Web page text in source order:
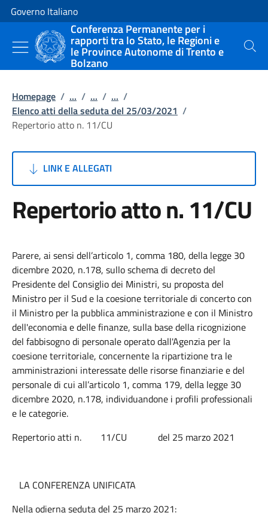
Vai al contenuto
Vai alla navigazione del sito
Governo Italiano
Conferenza Permanente per i
rapporti tra lo Stato, le Regioni e
le Province Autonome di Trento e
Bolzano
Cerca
Homepage / ... / ... / ... /
Elenco atti della seduta del 25/03/2021 /
Repertorio atto n. 11/CU
LINK E ALLEGATI
Repertorio atto n. 11/CU
Parere, ai sensi dell’articolo 1, comma 180, della legge 30
dicembre 2020, n.178, sullo schema di decreto del
Presidente del Consiglio dei Ministri, su proposta del
Ministro per il Sud e la coesione territoriale di concerto con
il Ministro per la pubblica amministrazione e con il Ministro
dell'economia e delle finanze, sulla base della ricognizione
del fabbisogno di personale operato dall'Agenzia per la
coesione territoriale, concernente la ripartizione tra le
amministrazioni interessate delle risorse finanziarie e del
personale di cui all’articolo 1, comma 179, della legge 30
dicembre 2020, n.178, individuandone i profili professionali
e le categorie.
Repertorio atti n. 11/CU del 25 marzo 2021
LA CONFERENZA UNIFICATA
Nella odierna seduta del 25 marzo 2021: